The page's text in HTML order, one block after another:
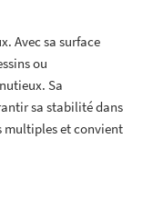
Avec sa surface
ou
Sa
sa stabilité dans
multiples et convient